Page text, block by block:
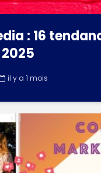
: 16
il y a 1 mois